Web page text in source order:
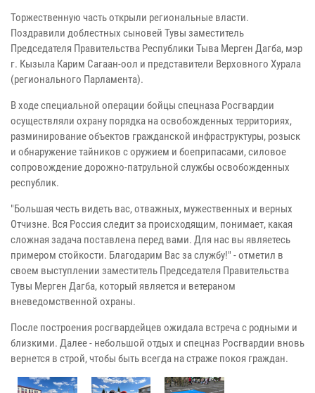
Торжественную часть открыли региональные власти.
Поздравили доблестных сыновей Тувы заместитель
Председателя Правительства Республики Тыва Мерген Дагба, мэр
г. Кызыла Карим Сагаан-оол и представители Верховного Хурала
(регионального Парламента).
В ходе специальной операции бойцы спецназа Росгвардии
осуществляли охрану порядка на освобожденных территориях,
разминирование объектов гражданской инфраструктуры, розыск
и обнаружение тайников с оружием и боеприпасами, силовое
сопровождение дорожно-патрульной службы освобожденных
республик.
"Большая честь видеть вас, отважных, мужественных и верных
Отчизне. Вся Россия следит за происходящим, понимает, какая
сложная задача поставлена перед вами. Для нас вы являетесь
примером стойкости. Благодарим Вас за службу!" - отметил в
своем выступлении заместитель Председателя Правительства
Тувы Мерген Дагба, который является и ветераном
вневедомственной охраны.
После построения росгвардейцев ожидала встреча с родными и
близкими. Далее - небольшой отдых и спецназ Росгвардии вновь
вернется в строй, чтобы быть всегда на страже покоя граждан.